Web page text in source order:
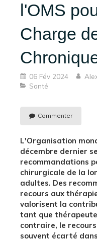
l'OMS
Charge
06 Fév 2024
Santé
Commenter
L'Organisation
décembre dernier
recommandations
chirurgicale de la
adultes. Des
recours aux
valorisent la
tant que
contraire, le
souvent écarté